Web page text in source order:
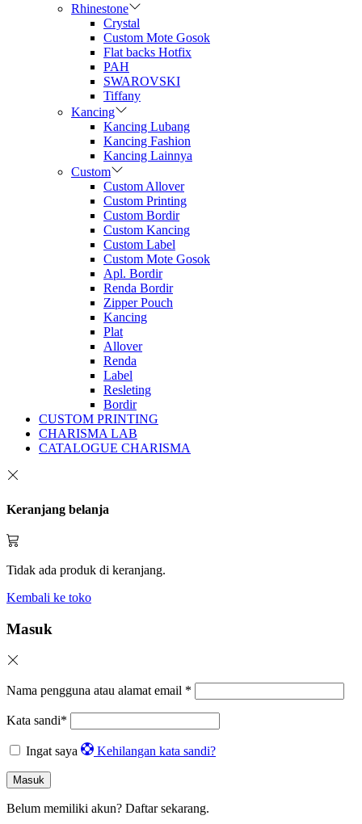
Rhinestone
Crystal
Custom Mote Gosok
Flat backs Hotfix
PAH
SWAROVSKI
Tiffany
Kancing
Kancing Lubang
Kancing Fashion
Kancing Lainnya
Custom
Custom Allover
Custom Printing
Custom Bordir
Custom Kancing
Custom Label
Custom Mote Gosok
Apl. Bordir
Renda Bordir
Zipper Pouch
Kancing
Plat
Allover
Renda
Label
Resleting
Bordir
CUSTOM PRINTING
CHARISMA LAB
CATALOGUE CHARISMA
Keranjang belanja
Tidak ada produk di keranjang.
Kembali ke toko
Masuk
Nama pengguna atau alamat email *
Kata sandi*
Ingat saya Kehilangan kata sandi?
Masuk
Belum memiliki akun? Daftar sekarang.